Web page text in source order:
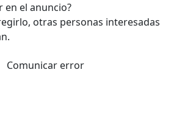
en el anuncio?
otras personas interesadas
Comunicar error